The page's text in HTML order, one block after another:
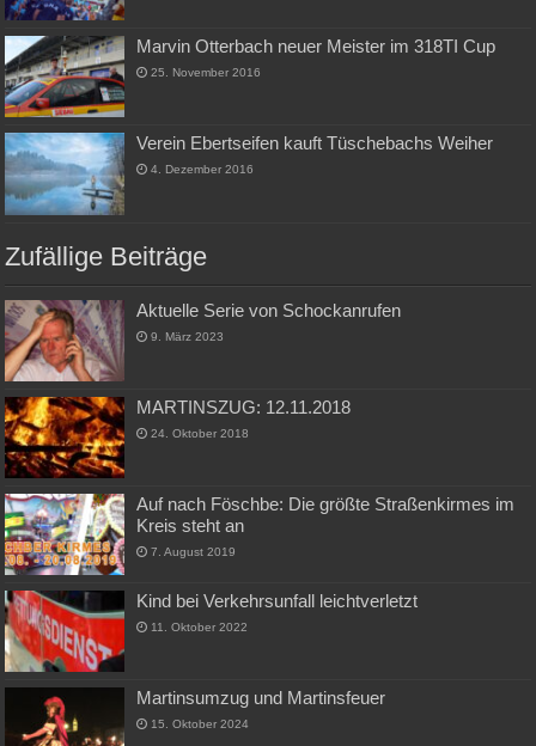
Marvin Otterbach neuer Meister im 318TI Cup
25. November 2016
Verein Ebertseifen kauft Tüschebachs Weiher
4. Dezember 2016
Zufällige Beiträge
Aktuelle Serie von Schockanrufen
9. März 2023
MARTINSZUG: 12.11.2018
24. Oktober 2018
Auf nach Föschbe: Die größte Straßenkirmes im
Kreis steht an
7. August 2019
Kind bei Verkehrsunfall leichtverletzt
11. Oktober 2022
Martinsumzug und Martinsfeuer
15. Oktober 2024